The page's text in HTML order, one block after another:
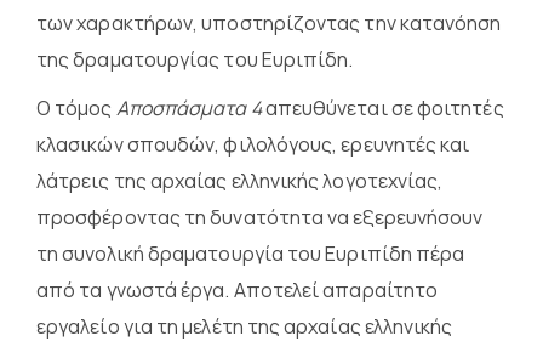
των χαρακτήρων, υποστηρίζοντας την κατανόηση
της δραματουργίας του Ευριπίδη.
Ο τόμος Αποσπάσματα 4απευθύνεται σε φοιτητές
κλασικών σπουδών, φιλολόγους, ερευνητές και
λάτρεις της αρχαίας ελληνικής λογοτεχνίας,
προσφέροντας τη δυνατότητα να εξερευνήσουν
τη συνολική δραματουργία του Ευριπίδη πέρα
από τα γνωστά έργα. Αποτελεί απαραίτητο
εργαλείο για τη μελέτη της αρχαίας ελληνικής